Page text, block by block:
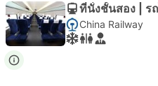
ที่นั่งชั้นสอง | ร
China Railway